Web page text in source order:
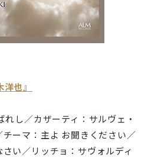
也』
し／カザーティ：サルヴェ・
ーマ：主よ お聞きください／
い／リッチョ：サヴォルディ